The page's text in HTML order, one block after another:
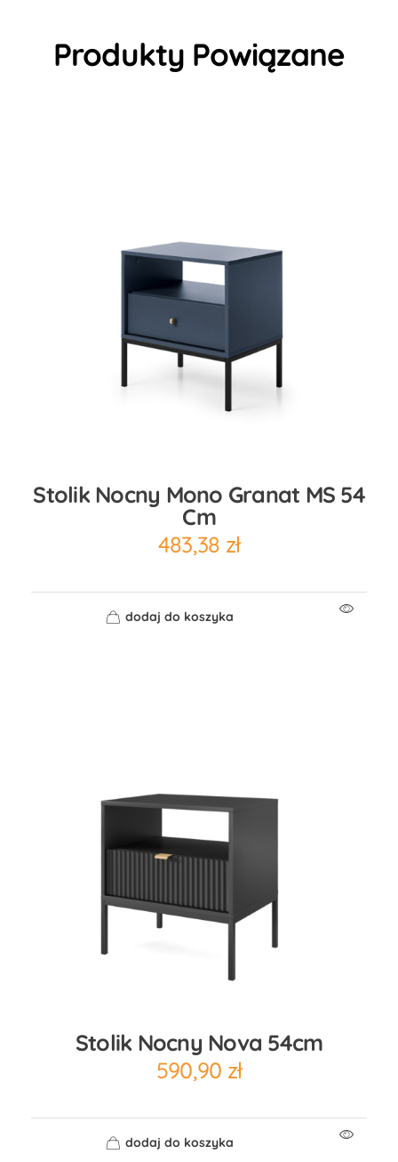
Produkty Powiązane
Stolik Nocny Mono Granat MS 54
Cm
483,38 zł
dodaj do koszyka
Stolik Nocny Nova 54cm
590,90 zł
dodaj do koszyka